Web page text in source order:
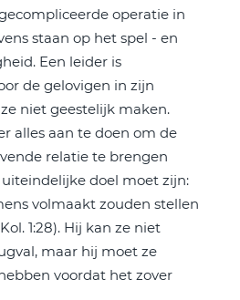
operatie in
staan op het spel - en
Een leider is
de gelovigen in zijn
niet geestelijk maken.
alles aan te doen om de
relatie te brengen
doel moet zijn:
volmaakt zouden stellen
1:28). Hij kan ze niet
maar hij moet ze
voordat het zover